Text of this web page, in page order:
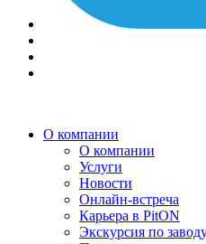
О компании
О компании
Услуги
Новости
Онлайн-встреча
Карьера в PitON
Экскурсия по